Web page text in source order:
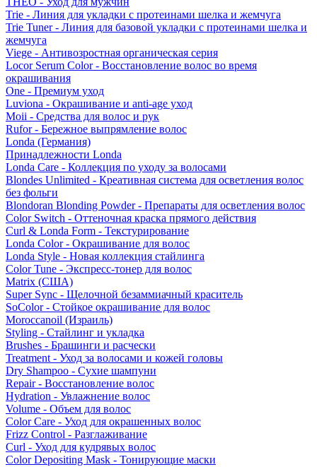
Trie - Линия для укладки с протеинами шелка и жемчуга
Trie Tuner - Линия для базовой укладки с протеинами шелка и
жемчуга
Viege - Антивозростная органическая серия
Locor Serum Color - Восстановление волос во время
окрашивания
One - Премиум уход
Luviona - Окрашивание и anti-age уход
Moii - Средства для волос и рук
Rufor - Бережное выпрямление волос
Londa (Германия)
Принадлежности Londa
Londa Care - Коллекция по уходу за волосами
Blondes Unlimited - Креативная система для осветления волос
без фольги
Blondoran Blonding Powder - Препараты для осветления волос
Color Switch - Оттеночная краска прямого действия
Curl & Londa Form - Текстурирование
Londa Color - Окрашивание для волос
Londa Style - Новая коллекция стайлинга
Color Tune - Экспресс-тонер для волос
Matrix (США)
Super Sync - Щелочной безаммиачный краситель
SoColor - Стойкое окрашивание для волос
Moroccanoil (Израиль)
Styling - Стайлинг и укладка
Brushes - Брашинги и расчески
Treatment - Уход за волосами и кожей головы
Dry Shampoo - Сухие шампуни
Repair - Восстановление волос
Hydration - Увлажнение волос
Volume - Объем для волос
Color Care - Уход для окрашенных волос
Frizz Control - Разглаживание
Curl - Уход для кудрявых волос
Color Depositing Mask - Тонирующие маски